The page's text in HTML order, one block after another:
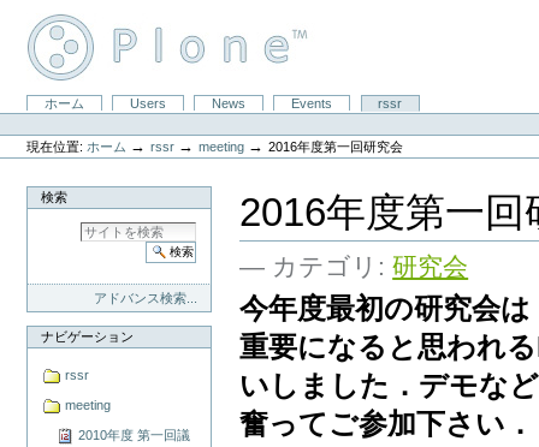
|
シ
ョ
ホーム Users News Events
rssr
ー
ソ
現在位置: ホーム →rssr →meeting →2016年度第一回研究会
検索
アドバンス検索...
ナビゲーション
rssr
meeting
2010年度 第一回議
2016年度第一回
— カテゴリ:研究会
今年度最初の研究会
重要になると思われ
いしました．デモな
奮ってご参加下さい．